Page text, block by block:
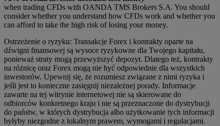
when trading CFDs with OANDA TMS Brokers S.A. You should
consider whether you understand how CFDs work and whether you
can afford to take the high risk of losing your money.
Ostrzeżenie o ryzyku: Transakcje Forex i kontrakty oparte na
dźwigni finansowej są wysoce ryzykowne dla Twojego kapitału,
ponieważ straty mogą przewyższyć depozyt. Dlatego też, kontrakty
na różnicę oraz Forex mogą nie być odpowiednie dla wszystkich
inwestorów. Upewnij się, że rozumiesz związane z nimi ryzyka i
jeśli jest to konieczne zasięgnij niezależnej porady. Informacje
zawarte na tej witrynie internetowej nie są skierowane do
odbiorców konkretnego kraju i nie są przeznaczone do dystrybucji
do państw, w których dystrybucja albo użytkowanie tych informacji
byłyby niezgodne z lokalnym prawem, wymogami i regulacjami.